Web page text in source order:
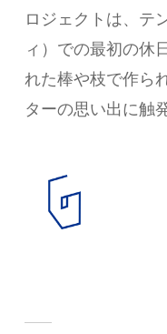
ロジェクトは、テ
ィ）での最初の休
れた棒や枝で作ら
ターの思い出に触